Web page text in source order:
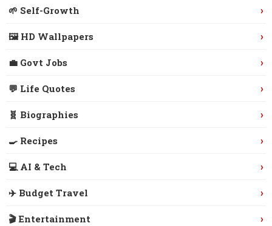
🌱 Self-Growth ›
🖼️ HD Wallpapers ›
💼 Govt Jobs ›
💬 Life Quotes ›
🧬 Biographies ›
🍳 Recipes ›
💻 AI & Tech ›
✈️ Budget Travel ›
🎬 Entertainment ›